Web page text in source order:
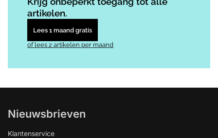
artikelen.
Lees 1 maand gratis
of lees 2 artikelen per maand
Nieuwsbrieven
Klantenservice